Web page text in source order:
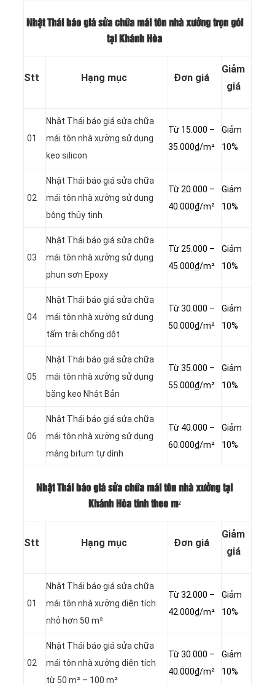
Nhật Thái báo giá sửa chữa mái tôn nhà xưởng trọn gói
tại Khánh Hòa
Stt Hạng mục Đơn giá
Giảm
giá
01
Nhật Thái báo giá sửa chữa
mái tôn nhà xưởng sử dụng
keo silicon
Từ 15.000 –
35.000₫/m²
Giảm
10%
02
Nhật Thái báo giá sửa chữa
mái tôn nhà xưởng sử dụng
bông thủy tinh
Từ 20.000 –
40.000₫/m²
Giảm
10%
03
Nhật Thái báo giá sửa chữa
mái tôn nhà xưởng sử dụng
phun sơn Epoxy
Từ 25.000 –
45.000₫/m²
Giảm
10%
04
Nhật Thái báo giá sửa chữa
mái tôn nhà xưởng sử dụng
tấm trải chống dột
Từ 30.000 –
50.000₫/m²
Giảm
10%
05
Nhật Thái báo giá sửa chữa
mái tôn nhà xưởng sử dụng
băng keo Nhật Bản
Từ 35.000 –
55.000₫/m²
Giảm
10%
06
Nhật Thái báo giá sửa chữa
mái tôn nhà xưởng sử dụng
màng bitum tự dính
Từ 40.000 –
60.000₫/m²
Giảm
10%
Nhật Thái báo giá sửa chữa mái tôn nhà xưởng tại
Khánh Hòa tính theo m²
Stt Hạng mục Đơn giá
Giảm
giá
01
Nhật Thái báo giá sửa chữa
mái tôn nhà xưởng diện tích
nhỏ hơn 50 m²
Từ 32.000 –
42.000₫/m²
Giảm
10%
02
Nhật Thái báo giá sửa chữa
mái tôn nhà xưởng diện tích
từ 50 m² – 100 m²
Từ 30.000 –
40.000₫/m²
Giảm
10%